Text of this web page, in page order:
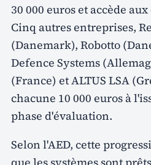
30 000 euros et accède
Cinq autres entreprises,
(Danemark), Robotto
Defence Systems
(France) et ALTUS LSA
chacune 10 000 euros à
phase d'évaluation.
Selon l'AED, cette